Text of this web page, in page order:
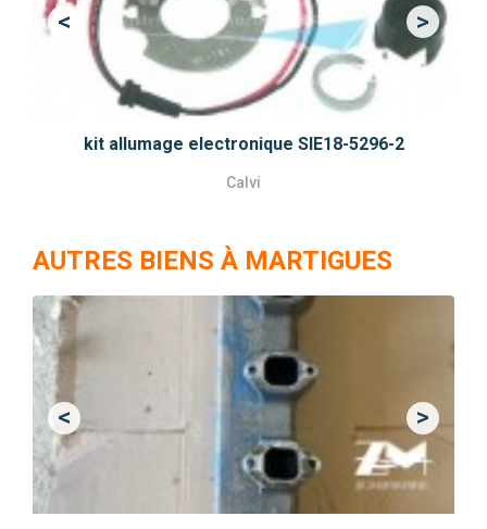
kit allumage electronique SIE18-5296-2
Calvi
<Previous >Next
AUTRES BIENS À MARTIGUES
<Previous >Next